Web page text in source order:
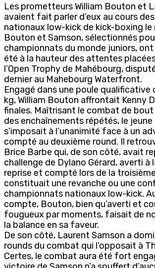
Les prometteurs William Bouton et
avaient fait parler d’eux au cours
nationaux low-kick de kick-boxing le
Bouton et Samson, sélectionnés
championnats du monde juniors,
été à la hauteur des attentes
l’Open Trophy de Mahébourg,
dernier au Mahebourg Waterfront.
Engagé dans une poule
kg, William Bouton affrontait Kenny
finales. Maîtrisant le combat de
des enchaînements répétés, le
s’imposait à l’unanimité face à un
compté au deuxième round. Il
Brice Barbe qui, de son côté, avait
challenge de Dylano Gérard, averti à
reprise et compté lors de la
constituait une revanche ou une
championnats nationaux low-kick.
compte, Bouton, bien qu’averti et
fougueux par moments, faisait de
la balance en sa faveur.
De son côté, Laurent Samson a
rounds du combat qui l’opposait à
Certes, le combat aura été fort